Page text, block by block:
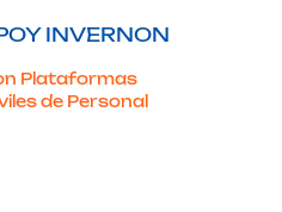
INVERNON
Plataformas
de Personal